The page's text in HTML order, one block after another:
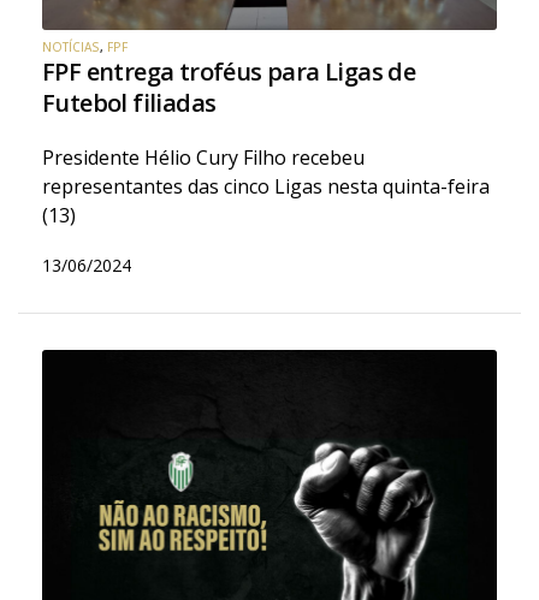
NOTÍCIAS, FPF
FPF entrega troféus para Ligas de
Futebol filiadas
Presidente Hélio Cury Filho recebeu
representantes das cinco Ligas nesta quinta-feira
(13)
13/06/2024